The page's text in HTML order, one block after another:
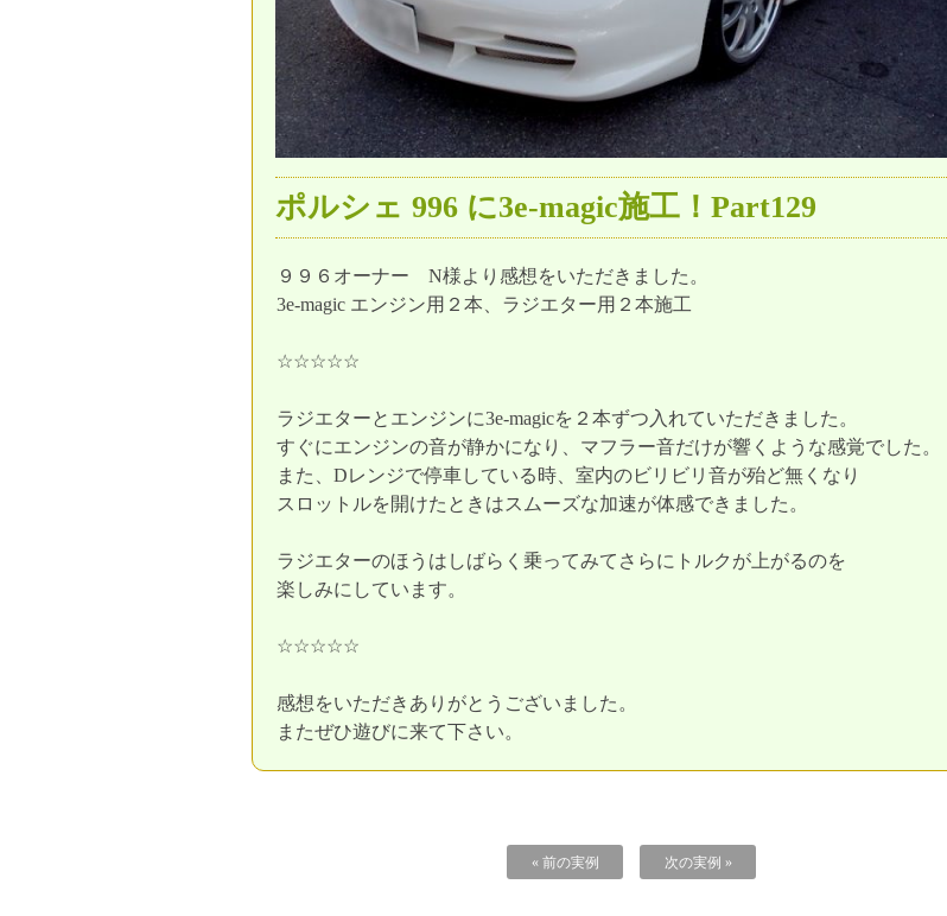
ポルシェ 996 に3e-magic施工！Part129
９９６オーナー N様より感想をいただきました。
3e-magic エンジン用２本、ラジエター用２本施工
☆☆☆☆☆
ラジエターとエンジンに3e-magicを２本ずつ入れていただきました。
すぐにエンジンの音が静かになり、マフラー音だけが響くような感覚でした。
また、Dレンジで停車している時、室内のビリビリ音が殆ど無くなり
スロットルを開けたときはスムーズな加速が体感できました。
ラジエターのほうはしばらく乗ってみてさらにトルクが上がるのを
楽しみにしています。
☆☆☆☆☆
感想をいただきありがとうございました。
またぜひ遊びに来て下さい。
« 前の実例 次の実例 »